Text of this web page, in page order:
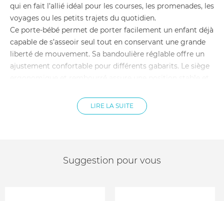
qui en fait l’allié idéal pour les courses, les promenades, les
voyages ou les petits trajets du quotidien.
Ce porte-bébé permet de porter facilement un enfant déjà
capable de s’asseoir seul tout en conservant une grande
liberté de mouvement. Sa bandoulière réglable offre un
ajustement confortable pour différents gabarits. Le siège
l’emporter partout au quotidien.
Ceinture de sécurité avec boucle pour plus de maintien
Format léger et compact facile à transporter
LIRE LA SUITE
Suggestion pour vous